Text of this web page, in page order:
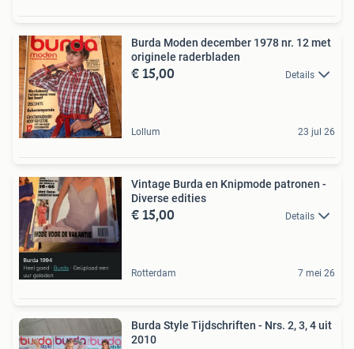
Burda Moden december 1978 nr. 12 met
originele raderbladen
€ 15,00 Details
Lollum 23 jul 26
Vintage Burda en Knipmode patronen -
Diverse edities
€ 15,00 Details
Rotterdam 7 mei 26
Burda Style Tijdschriften - Nrs. 2, 3, 4 uit
2010